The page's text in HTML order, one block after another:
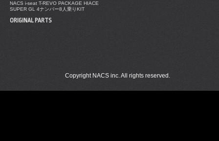
NACS i-seat T-REVO PACKAGE HIACE
SUPER GL 4ナンバー8人乗りKIT
ORIGINAL PARTS
Copyright NACS inc. All rights reserved.